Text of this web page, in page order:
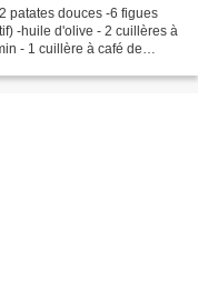
patates douces -6 figues
-huile d'olive - 2 cuillères à
- 1 cuillère à café de